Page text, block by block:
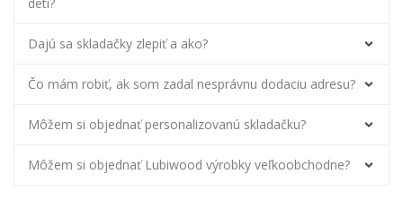
Dajú sa skladačky zlepiť a ako?
Čo mám robiť, ak som zadal nesprávnu dodaciu adresu?
Môžem si objednať personalizovanú skladačku?
Môžem si objednať Lubiwood výrobky veľkoobchodne?